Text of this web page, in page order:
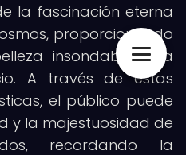
la fascinación eterna
proporcionando
insondable y la
A través de estas
el público puede
y la majestuosidad de
recordando la